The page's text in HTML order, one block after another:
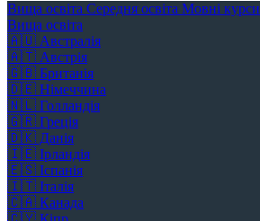
Вища освіта Середня освіта Мовні курси
Вища освіта
🇦🇺 Австралія
🇦🇹 Австрія
🇬🇧 Британія
🇩🇪 Німеччина
🇳🇱 Голландія
🇬🇷 Греція
🇩🇰 Данія
🇮🇪 Ірландія
🇪🇸 Іспанія
🇮🇹 Італія
🇨🇦 Канада